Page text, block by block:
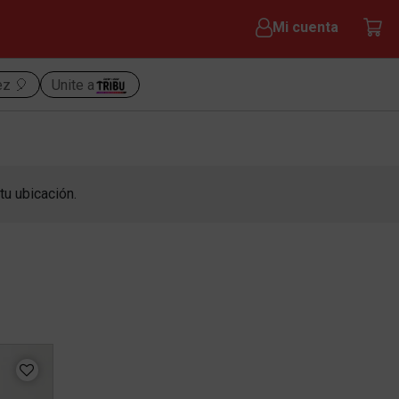
Mi cuenta
🎈 Unite a
ubicación.